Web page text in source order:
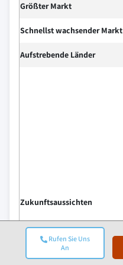
Rufen Sie Uns
An
Größter Markt
Schnellst wachsender Markt
Aufstrebende Länder
Zukunftsaussichten